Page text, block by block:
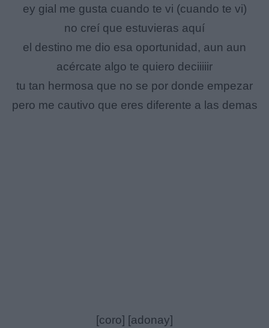
ey gial me gusta cuando te vi (cuando te vi)
no creí que estuvieras aquí
el destino me dio esa oportunidad, aun aun
acércate algo te quiero deciiiiir
tu tan hermosa que no se por donde empezar
pero me cautivo que eres diferente a las demas
[coro] [adonay]